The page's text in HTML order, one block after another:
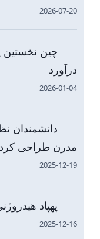
2026-07-20
درآورد
2026-01-04
دانشمندان
مدرن طراحی
2025-12-19
پهپاد
2025-12-16